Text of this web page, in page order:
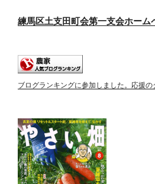
練馬区土支田町会第一支会ホーム
ブログランキングに参加しました。応援の